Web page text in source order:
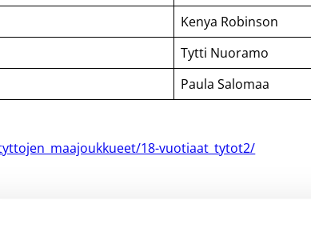
Kenya Robinson
Tytti Nuoramo
Paula Salomaa
18-vuotiaat_tytot2/